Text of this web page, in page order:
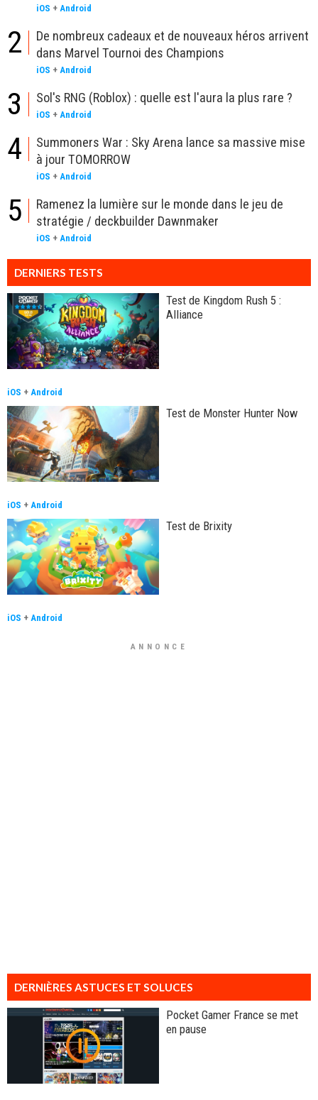
iOS + Android
2
De nombreux cadeaux et de nouveaux héros arrivent
dans Marvel Tournoi des Champions
iOS + Android
3 Sol's RNG (Roblox) : quelle est l'aura la plus rare ?
iOS + Android
4
Summoners War : Sky Arena lance sa massive mise
à jour TOMORROW
iOS + Android
5
Ramenez la lumière sur le monde dans le jeu de
stratégie / deckbuilder Dawnmaker
iOS + Android
DERNIERS TESTS
Test de Kingdom Rush 5 :
Alliance
iOS + Android
Test de Monster Hunter Now
iOS + Android
Test de Brixity
iOS + Android
ANNONCE
DERNIÈRES ASTUCES ET SOLUCES
Pocket Gamer France se met
en pause